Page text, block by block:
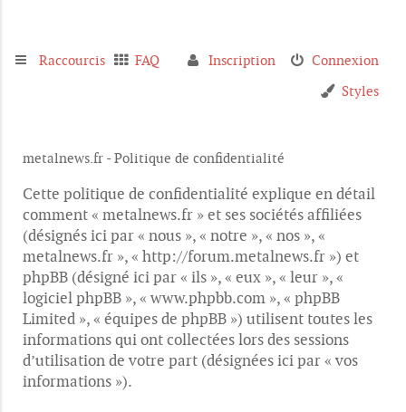
Raccourcis FAQ Connexion
Inscription
Styles
metalnews.fr - Politique de confidentialité
Cette politique de confidentialité explique en détail
comment « metalnews.fr » et ses sociétés affiliées
(désignés ici par « nous », « notre », « nos », «
metalnews.fr », « http://forum.metalnews.fr ») et
phpBB (désigné ici par « ils », « eux », « leur », «
logiciel phpBB », « www.phpbb.com », « phpBB
Limited », « équipes de phpBB ») utilisent toutes les
informations qui ont collectées lors des sessions
d’utilisation de votre part (désignées ici par « vos
informations »).